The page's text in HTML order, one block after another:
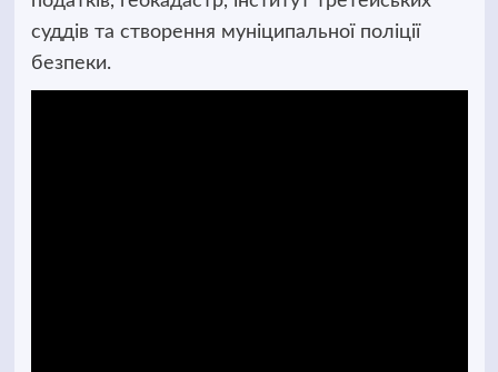
суддів та створення муніципальної поліції
безпеки.